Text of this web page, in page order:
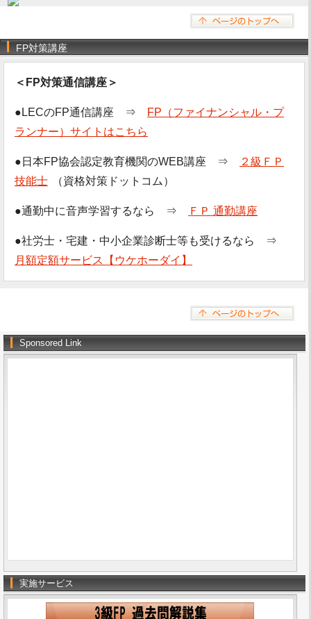
FP対策講座
＜FP対策通信講座＞
●LECのFP通信講座 ⇒
FP（ファイナンシャル・プ
ランナー）サイトはこちら
●日本FP協会認定教育機関のWEB講座 ⇒
２級ＦＰ
技能士
（資格対策ドットコム）
●通勤中に音声学習するなら ⇒ ＦＰ 通勤講座
●社労士・宅建・中小企業診断士等も受けるなら ⇒
月額定額サービス【ウケホーダイ】
Sponsored Link
実施サービス